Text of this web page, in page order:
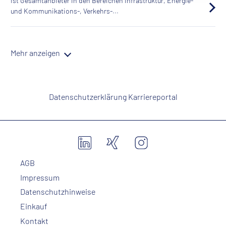
und Kommunikations-, Verkehrs-...
Mehr anzeigen
Datenschutzerklärung Karriereportal
AGB
Impressum
Datenschutzhinweise
Einkauf
Kontakt